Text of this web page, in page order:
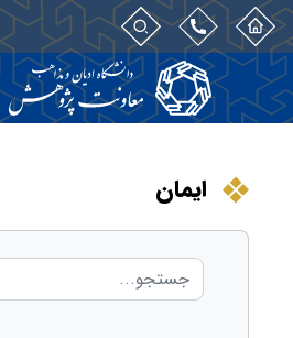
ایمان